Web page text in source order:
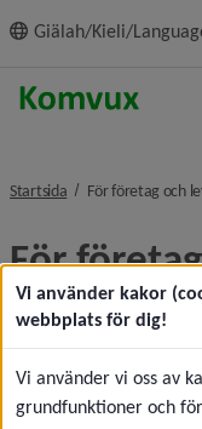
innehållet
Giälah/Kieli/
Startsida För företag och
För
Här har vi samlat
utbildningsanordnare
komvux.
Vi använder kakor
webbplats för dig!
Vi använder vi oss av
grundfunktioner och